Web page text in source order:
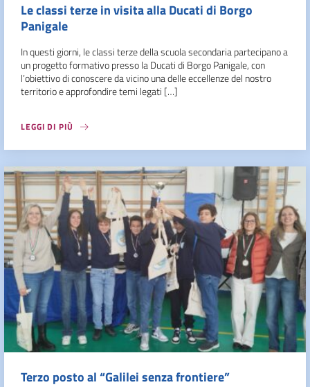
Le classi terze in visita alla Ducati di Borgo
Panigale
In questi giorni, le classi terze della scuola secondaria partecipano a
un progetto formativo presso la Ducati di Borgo Panigale, con
l’obiettivo di conoscere da vicino una delle eccellenze del nostro
territorio e approfondire temi legati […]
LEGGI DI PIÙ
Terzo posto al “Galilei senza frontiere”